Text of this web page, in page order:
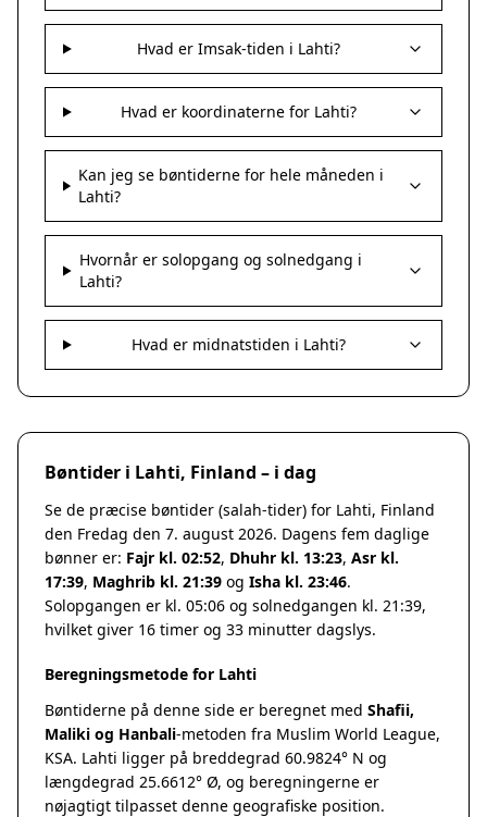
Hvad er Imsak-tiden i Lahti?
Hvad er koordinaterne for Lahti?
Kan jeg se bøntiderne for hele måneden i
Lahti?
Hvornår er solopgang og solnedgang i
Lahti?
Hvad er midnatstiden i Lahti?
Bøntider i Lahti, Finland – i dag
Se de præcise bøntider (salah-tider) for Lahti, Finland
den Fredag den 7. august 2026. Dagens fem daglige
bønner er: Fajr kl. 02:52, Dhuhr kl. 13:23, Asr kl.
17:39, Maghrib kl. 21:39 og Isha kl. 23:46.
Solopgangen er kl. 05:06 og solnedgangen kl. 21:39,
hvilket giver 16 timer og 33 minutter dagslys.
Beregningsmetode for Lahti
Bøntiderne på denne side er beregnet med Shafii,
Maliki og Hanbali-metoden fra Muslim World League,
KSA. Lahti ligger på breddegrad 60.9824° N og
længdegrad 25.6612° Ø, og beregningerne er
nøjagtigt tilpasset denne geografiske position.